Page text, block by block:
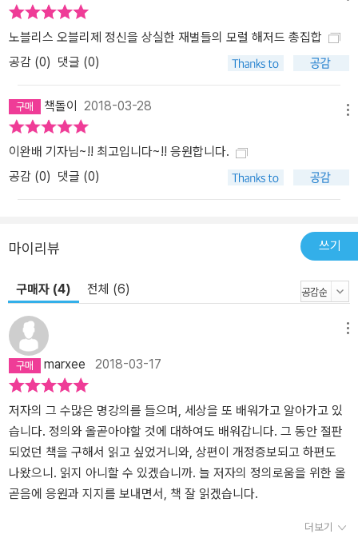
노블리스 오블리제 정신을 상실한 재벌들의 모럴 해저드 총집합
공감 (0) 댓글 (0)
책돌이 2018-03-28
이완배 기자님~!! 최고입니다~!! 응원합니다.
공감 (0) 댓글 (0)
마이리뷰 쓰기
구매자 (4) 전체 (6)
marxee 2018-03-17
저자의 그 수많은 명강의를 들으며, 세상을 또 배워가고 알아가고 있
습니다. 정의와 올곧아야할 것에 대하여도 배워갑니다. 그 동안 절판
되었던 책을 구해서 읽고 싶었거니와, 상편이 개정증보되고 하편도
나왔으니. 읽지 아니할 수 있겠습니까. 늘 저자의 정의로움을 위한 올
곧음에 응원과 지지를 보내면서, 책 잘 읽겠습니다.
더보기